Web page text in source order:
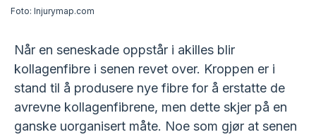
Foto: Injurymap.com
Når en seneskade oppstår i akilles blir
kollagenfibre i senen revet over. Kroppen er i
stand til å produsere nye fibre for å erstatte de
avrevne kollagenfibrene, men dette skjer på en
ganske uorganisert måte. Noe som gjør at senen